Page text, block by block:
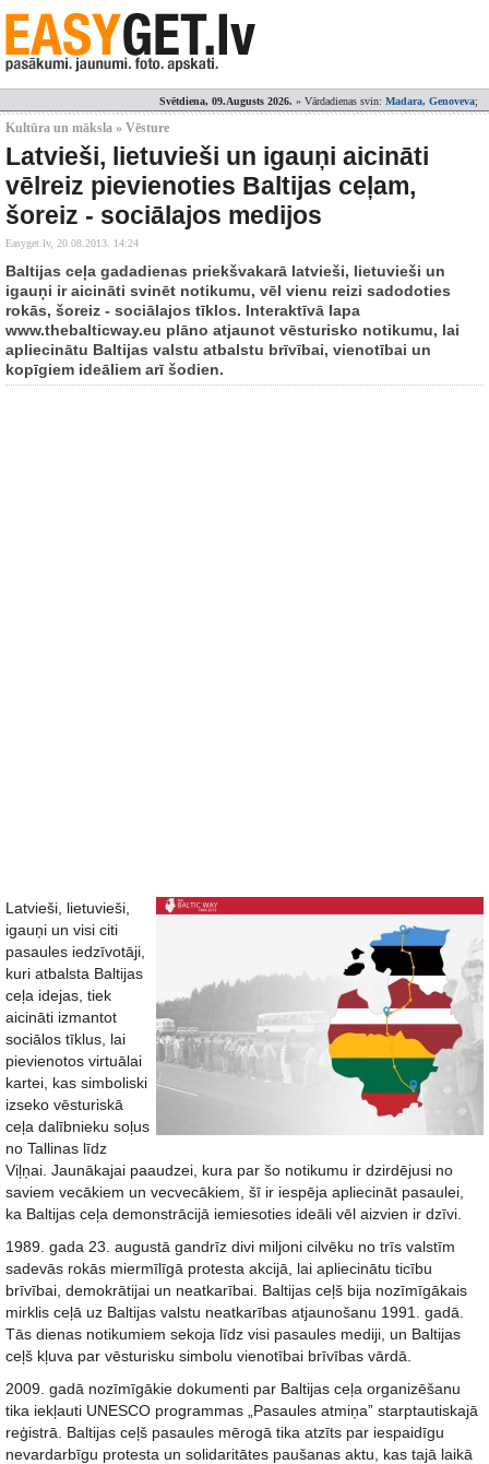
Svētdiena, 09.Augusts 2026. » Vārdadienas svin: Madara, Genoveva;
Kultūra un māksla » Vēsture
Latvieši, lietuvieši un igauņi aicināti
vēlreiz pievienoties Baltijas ceļam,
šoreiz - sociālajos medijos
Easyget.lv, 20.08.2013. 14:24
Baltijas ceļa gadadienas priekšvakarā latvieši, lietuvieši un
igauņi ir aicināti svinēt notikumu, vēl vienu reizi sadodoties
rokās, šoreiz - sociālajos tīklos. Interaktīvā lapa
www.thebalticway.eu plāno atjaunot vēsturisko notikumu, lai
apliecinātu Baltijas valstu atbalstu brīvībai, vienotībai un
kopīgiem ideāliem arī šodien.
Latvieši, lietuvieši,
igauņi un visi citi
pasaules iedzīvotāji,
kuri atbalsta Baltijas
ceļa idejas, tiek
aicināti izmantot
sociālos tīklus, lai
pievienotos virtuālai
kartei, kas simboliski
izseko vēsturiskā
ceļa dalībnieku soļus
no Tallinas līdz
Viļņai. Jaunākajai paaudzei, kura par šo notikumu ir dzirdējusi no
saviem vecākiem un vecvecākiem, šī ir iespēja apliecināt pasaulei,
ka Baltijas ceļa demonstrācijā iemiesoties ideāli vēl aizvien ir dzīvi.
1989. gada 23. augustā gandrīz divi miljoni cilvēku no trīs valstīm
sadevās rokās miermīlīgā protesta akcijā, lai apliecinātu ticību
brīvībai, demokrātijai un neatkarībai. Baltijas ceļš bija nozīmīgākais
mirklis ceļā uz Baltijas valstu neatkarības atjaunošanu 1991. gadā.
Tās dienas notikumiem sekoja līdz visi pasaules mediji, un Baltijas
ceļš kļuva par vēsturisku simbolu vienotībai brīvības vārdā.
2009. gadā nozīmīgākie dokumenti par Baltijas ceļa organizēšanu
tika iekļauti UNESCO programmas „Pasaules atmiņa” starptautiskajā
reģistrā. Baltijas ceļš pasaules mērogā tika atzīts par iespaidīgu
nevardarbīgu protesta un solidaritātes paušanas aktu, kas tajā laikā